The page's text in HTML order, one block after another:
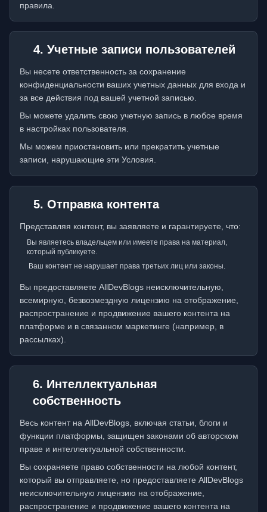
правила.
4. Учетные записи пользователей
Вы несете ответственность за сохранение
конфиденциальности ваших учетных данных для входа и
за все действия под вашей учетной записью.
Вы можете удалить свою учетную запись в любое время
в настройках пользователя.
Мы можем приостановить или прекратить учетные
записи, нарушающие эти Условия.
5. Отправка контента
Представляя контент, вы заявляете и гарантируете, что:
Вы являетесь владельцем или имеете права на материал,
который публикуете.
Ваш контент не нарушает права третьих лиц или законы.
Вы предоставляете AllDevBlogs неисключительную,
всемирную, безвозмездную лицензию на отображение,
распространение и продвижение вашего контента на
платформе и в связанном маркетинге (например, в
рассылках).
6. Интеллектуальная
собственность
Весь контент на AllDevBlogs, включая статьи, блоги и
функции платформы, защищен законами об авторском
праве и интеллектуальной собственности.
Вы сохраняете право собственности на любой контент,
который вы отправляете, но предоставляете AllDevBlogs
неисключительную лицензию на отображение,
распространение и продвижение вашего контента на